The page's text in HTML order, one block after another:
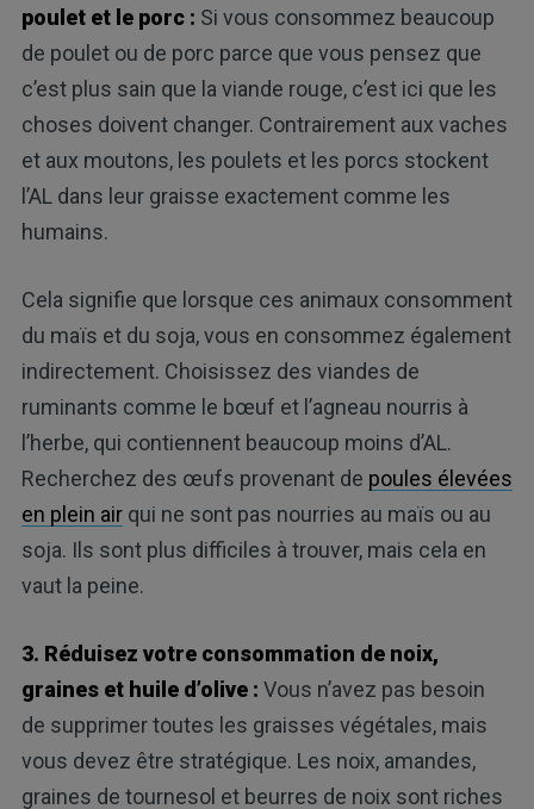
poulet et le porc : Si vous consommez beaucoup
de poulet ou de porc parce que vous pensez que
c’est plus sain que la viande rouge, c’est ici que les
choses doivent changer. Contrairement aux vaches
et aux moutons, les poulets et les porcs stockent
l’AL dans leur graisse exactement comme les
humains.
Cela signifie que lorsque ces animaux consomment
du maïs et du soja, vous en consommez également
indirectement. Choisissez des viandes de
ruminants comme le bœuf et l’agneau nourris à
l’herbe, qui contiennent beaucoup moins d’AL.
Recherchez des œufs provenant de poules élevées
en plein airqui ne sont pas nourries au maïs ou au
soja. Ils sont plus difficiles à trouver, mais cela en
vaut la peine.
3. Réduisez votre consommation de noix,
graines et huile d’olive : Vous n’avez pas besoin
de supprimer toutes les graisses végétales, mais
vous devez être stratégique. Les noix, amandes,
graines de tournesol et beurres de noix sont riches